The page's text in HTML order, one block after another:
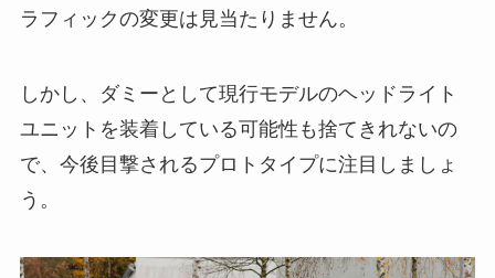
ラフィックの変更は見当たりません。
しかし、ダミーとして現行モデルのヘッドライト
ユニットを装着している可能性も捨てきれないの
で、今後目撃されるプロトタイプに注目しましょ
う。